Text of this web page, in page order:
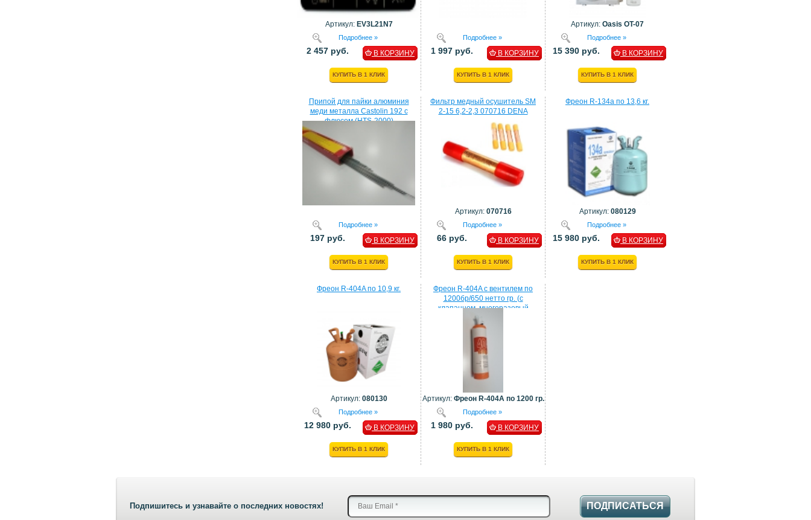
Артикул: EV3L21N7
Подробнее »
2 457 руб. В КОРЗИНУ
КУПИТЬ В 1 КЛИК
Подробнее »
1 997 руб. В КОРЗИНУ
КУПИТЬ В 1 КЛИК
Артикул: Oasis OT-07
Подробнее »
15 390 руб. В КОРЗИНУ
КУПИТЬ В 1 КЛИК
Припой для пайки алюминия
меди металла Castolin 192 с
флюсом (HTS-2000)
Подробнее »
197 руб. В КОРЗИНУ
КУПИТЬ В 1 КЛИК
Фильтр медный осушитель SM
2-15 6,2-2,3 070716 DENA
Артикул: 070716
Подробнее »
66 руб. В КОРЗИНУ
КУПИТЬ В 1 КЛИК
Фреон R-134a по 13,6 кг.
Артикул: 080129
Подробнее »
15 980 руб. В КОРЗИНУ
КУПИТЬ В 1 КЛИК
Фреон R-404A по 10,9 кг.
Артикул: 080130
Подробнее »
12 980 руб. В КОРЗИНУ
КУПИТЬ В 1 КЛИК
Фреон R-404A с вентилем по
1200бр/650 нетто гр. (с
клапанном, многоразовый
балон)
Артикул: Фреон R-404A по 1200 гр.
Подробнее »
1 980 руб. В КОРЗИНУ
КУПИТЬ В 1 КЛИК
Подпишитесь и узнавайте о последних новостях! ПОДПИСАТЬСЯ